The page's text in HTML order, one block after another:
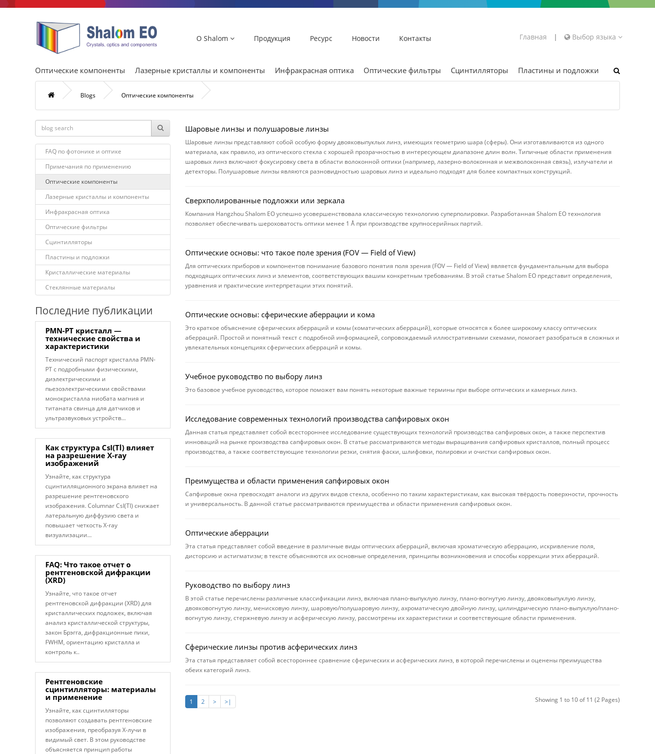
О Shalom Продукция Ресурс Новости Контакты Главная | Выбор языка
Оптические компоненты Лазерные кристаллы и компоненты Инфракрасная оптика Оптические фильтры Сцинтилляторы Пластины и подложки
Blogs Оптические компоненты
FAQ по фотонике и оптике
Примечания по применению
Оптические компоненты
Лазерные кристаллы и компоненты
Инфракрасная оптика
Оптические фильтры
Сцинтилляторы
Пластины и подложки
Кристаллические материалы
Стеклянные материалы
Последние публикации
PMN-PT кристалл —
технические свойства и
характеристики
Технический паспорт кристалла PMN-
PT с подробными физическими,
диэлектрическими и
пьезоэлектрическими свойствами
монокристалла ниобата магния и
титаната свинца для датчиков и
ультразвуковых устройств...
Как структура CsI(Tl) влияет
на разрешение X-ray
изображений
Узнайте, как структура
сцинтилляционного экрана влияет на
разрешение рентгеновского
изображения. Columnar CsI(Tl) снижает
латеральную диффузию света и
повышает четкость X-ray
визуализации...
FAQ: Что такое отчет о
рентгеновской дифракции
(XRD)
Узнайте, что такое отчет
рентгеновской дифракции (XRD) для
кристаллических подложек, включая
анализ кристаллической структуры,
закон Брэгга, дифракционные пики,
FWHM, ориентацию кристалла и
контроль к..
Рентгеновские
сцинтилляторы: материалы
и применение
Узнайте, как сцинтилляторы
позволяют создавать рентгеновские
изображения, преобразуя X-лучи в
видимый свет. В этом руководстве
объясняется принцип работы
Шаровые линзы и полушаровые линзы
Шаровые линзы представляют собой особую форму двояковыпуклых линз, имеющих геометрию шара (сферы). Они изготавливаются из одного
материала, как правило, из оптического стекла с хорошей прозрачностью в интересующем диапазоне длин волн. Типичные области применения
шаровых линз включают фокусировку света в области волоконной оптики (например, лазерно-волоконная и межволоконная связь), излучатели и
детекторы. Полушаровые линзы являются разновидностью шаровых линз и идеально подходят для более компактных конструкций.
Сверхполированные подложки или зеркала
Компания Hangzhou Shalom EO успешно усовершенствовала классическую технологию суперполировки. Разработанная Shalom EO технология
позволяет обеспечивать шероховатость оптики менее 1 Å при производстве крупносерийных партий.
Оптические основы: что такое поле зрения (FOV — Field of View)
Для оптических приборов и компонентов понимание базового понятия поля зрения (FOV — Field of View) является фундаментальным для выбора
подходящих оптических линз и элементов, соответствующих вашим конкретным требованиям. В этой статье Shalom EO представит определения,
уравнения и практические интерпретации этих понятий.
Оптические основы: сферические аберрации и кома
Это краткое объяснение сферических аберраций и комы (коматических аберраций), которые относятся к более широкому классу оптических
аберраций. Простой и понятный текст с подробной информацией, сопровождаемый иллюстративными схемами, помогает разобраться в сложных и
увлекательных концепциях сферических аберраций и комы.
Учебное руководство по выбору линз
Это базовое учебное руководство, которое поможет вам понять некоторые важные термины при выборе оптических и камерных линз.
Исследование современных технологий производства сапфировых окон
Данная статья представляет собой всестороннее исследование существующих технологий производства сапфировых окон, а также перспектив
инноваций на рынке производства сапфировых окон. В статье рассматриваются методы выращивания сапфировых кристаллов, полный процесс
производства, а также соответствующие технологии резки, снятия фаски, шлифовки, полировки и очистки сапфировых окон.
Преимущества и области применения сапфировых окон
Сапфировые окна превосходят аналоги из других видов стекла, особенно по таким характеристикам, как высокая твёрдость поверхности, прочность
и универсальность. В данной статье рассматриваются преимущества и области применения сапфировых окон.
Оптические аберрации
Эта статья представляет собой введение в различные виды оптических аберраций, включая хроматическую аберрацию, искривление поля,
дисторсию и астигматизм; в тексте объясняются их основные определения, принципы возникновения и способы коррекции этих аберраций.
Руководство по выбору линз
В этой статье перечислены различные классификации линз, включая плано-выпуклую линзу, плано-вогнутую линзу, двояковыпуклую линзу,
двояковогнутую линзу, менисковую линзу, шаровую/полушаровую линзу, ахроматическую двойную линзу, цилиндрическую плано-выпуклую/плано-
вогнутую линзу, стержневую линзу и асферическую линзу, рассмотрены их характеристики и соответствующие области применения.
Сферические линзы против асферических линз
Эта статья представляет собой всестороннее сравнение сферических и асферических линз, в которой перечислены и оценены преимущества
обеих категорий линз.
1 2 > >| Showing 1 to 10 of 11 (2 Pages)